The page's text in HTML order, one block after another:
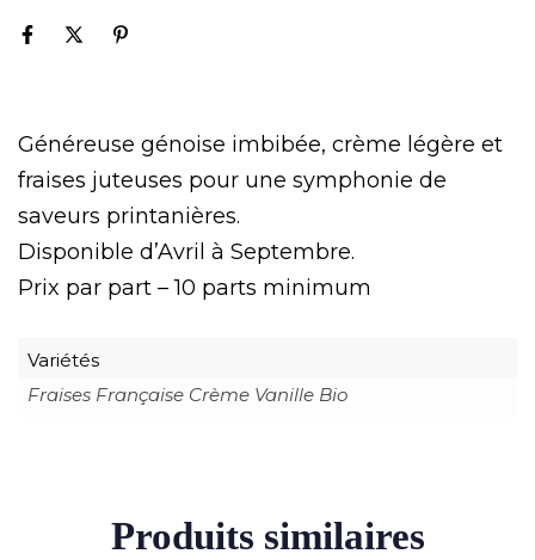
Généreuse génoise imbibée, crème légère et
fraises juteuses pour une symphonie de
saveurs printanières.
Disponible d’Avril à Septembre.
Prix par part – 10 parts minimum
Variétés
Fraises Française Crème Vanille Bio
Produits similaires